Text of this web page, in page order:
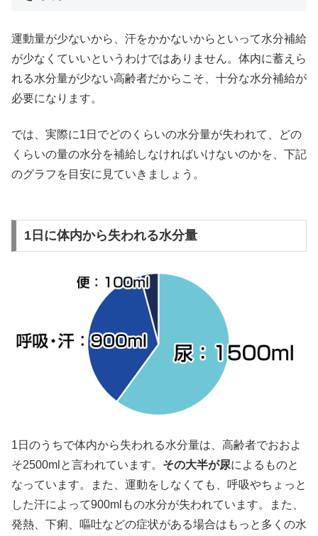
運動量が少ないから、汗をかかないからといって水分補給
が少なくていいというわけではありません。体内に蓄えら
れる水分量が少ない高齢者だからこそ、十分な水分補給が
必要になります。
では、実際に1日でどのくらいの水分量が失われて、どの
くらいの量の水分を補給しなければいけないのかを、下記
のグラフを目安に見ていきましょう。
1日に体内から失われる水分量
1日のうちで体内から失われる水分量は、高齢者でおおよ
そ2500mlと言われています。 その大半が尿によるものと
なっています。また、運動をしなくても、呼吸やちょっと
した汗によって900mlもの水分が失われています。また、
発熱、下痢、嘔吐などの症状がある場合はもっと多くの水